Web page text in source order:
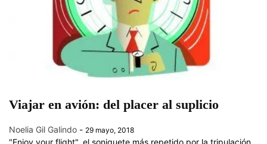
Viajar en avión: del placer al suplicio
Noelia Gil Galindo - 29 mayo, 2018